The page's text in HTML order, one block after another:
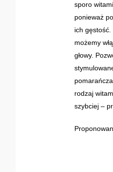
sporo
ponieważ
ich gęstość.
możemy
głowy.
rodzaj
szybciej –